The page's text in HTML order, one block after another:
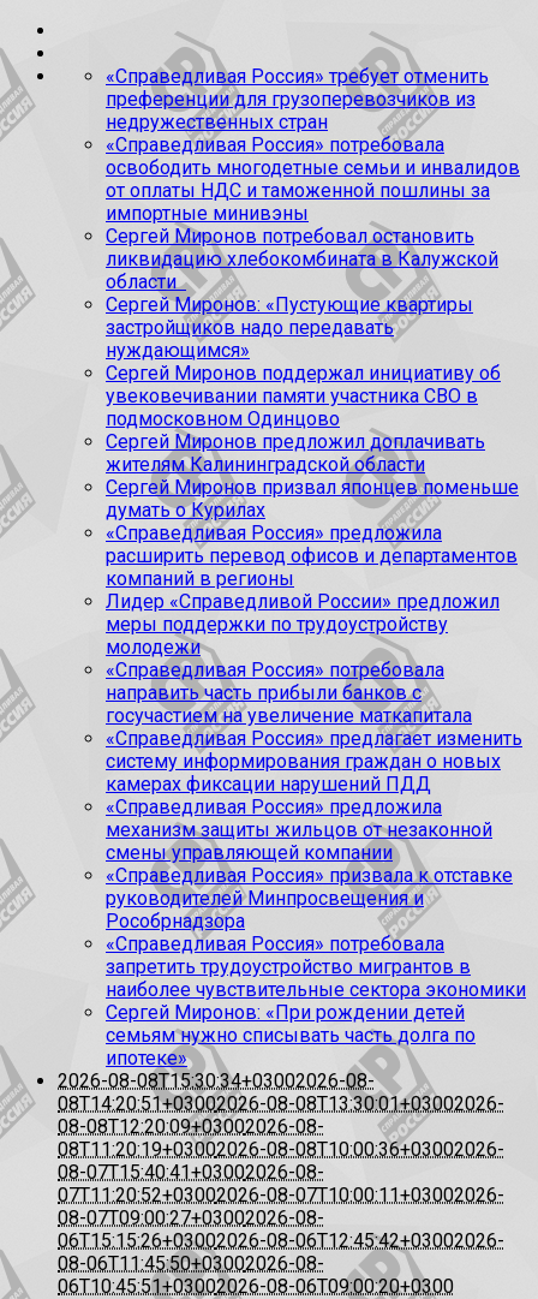
«Справедливая Россия» требует отменить
преференции для грузоперевозчиков из
недружественных стран
«Справедливая Россия» потребовала
освободить многодетные семьи и инвалидов
от оплаты НДС и таможенной пошлины за
импортные минивэны
Сергей Миронов потребовал остановить
ликвидацию хлебокомбината в Калужской
области
Сергей Миронов: «Пустующие квартиры
застройщиков надо передавать
нуждающимся»
Сергей Миронов поддержал инициативу об
увековечивании памяти участника СВО в
подмосковном Одинцово
Сергей Миронов предложил доплачивать
жителям Калининградской области
Сергей Миронов призвал японцев поменьше
думать о Курилах
«Справедливая Россия» предложила
расширить перевод офисов и департаментов
компаний в регионы
Лидер «Справедливой России» предложил
меры поддержки по трудоустройству
молодежи
«Справедливая Россия» потребовала
направить часть прибыли банков с
госучастием на увеличение маткапитала
«Справедливая Россия» предлагает изменить
систему информирования граждан о новых
камерах фиксации нарушений ПДД
«Справедливая Россия» предложила
механизм защиты жильцов от незаконной
смены управляющей компании
«Справедливая Россия» призвала к отставке
руководителей Минпросвещения и
Рособрнадзора
«Справедливая Россия» потребовала
запретить трудоустройство мигрантов в
наиболее чувствительные сектора экономики
Сергей Миронов: «При рождении детей
семьям нужно списывать часть долга по
ипотеке»
2026-08-08T15:30:34+03002026-08-
08T14:20:51+03002026-08-08T13:30:01+03002026-
08-08T12:20:09+03002026-08-
08T11:20:19+03002026-08-08T10:00:36+03002026-
08-07T15:40:41+03002026-08-
07T11:20:52+03002026-08-07T10:00:11+03002026-
08-07T09:00:27+03002026-08-
06T15:15:26+03002026-08-06T12:45:42+03002026-
08-06T11:45:50+03002026-08-
06T10:45:51+03002026-08-06T09:00:20+0300